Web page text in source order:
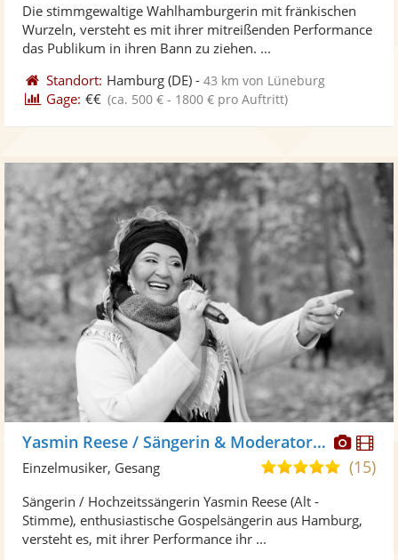
Fotos
5
Die stimmgewaltige Wahlhamburgerin mit fränkischen
Wurzeln, versteht es mit ihrer mitreißenden Performance
das Publikum in ihren Bann zu ziehen. ...
Standort: Hamburg (DE) -43 km von Lüneburg
Gage: €€ (ca. 500 € - 1800 € pro Auftritt)
Yasmin Reese / Sängerin & Moderatorin
5,0
Sternen
(15)
Einzelmusiker, Gesang
Sängerin / Hochzeitssängerin Yasmin Reese (Alt -
Stimme), enthusiastische Gospelsängerin aus Hamburg,
versteht es, mit ihrer Performance ihr ...